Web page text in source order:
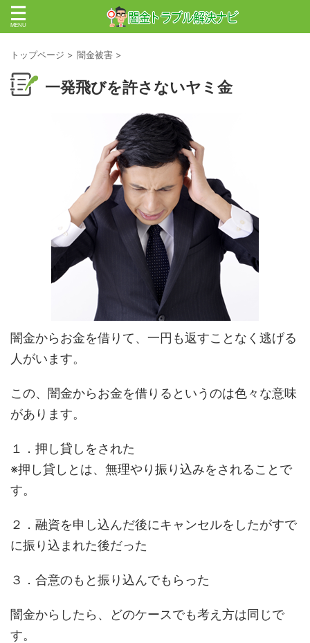
トップページ > 闇金被害 >
一発飛びを許さないヤミ金
闇金からお金を借りて、一円も返すことなく逃げる
人がいます。
この、闇金からお金を借りるというのは色々な意味
があります。
１．押し貸しをされた
※押し貸しとは、無理やり振り込みをされることで
す。
２．融資を申し込んだ後にキャンセルをしたがすで
に振り込まれた後だった
３．合意のもと振り込んでもらった
闇金からしたら、どのケースでも考え方は同じで
す。